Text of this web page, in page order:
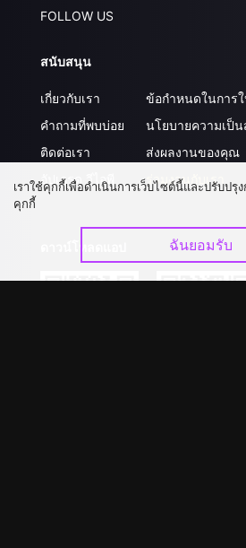
FOLLOW US
สนับสนุน
เกี่ยวกับเรา
คำถามที่พบบ่อย
ติดต่อเรา
อัปเกรด วีไอพี
ข้อกำหนดในการ
นโยบายความเป็
ส่งผลงานของคุณ
ร่วมงานกับเรา
เราใช้คุกกี้เพื่อดำเนินการเว็บไซต์นี้และปรับปรุ
คุกกี้
ฉันยอมรับ